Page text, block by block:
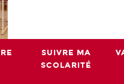
SUIVRE MA
SCOLARITÉ